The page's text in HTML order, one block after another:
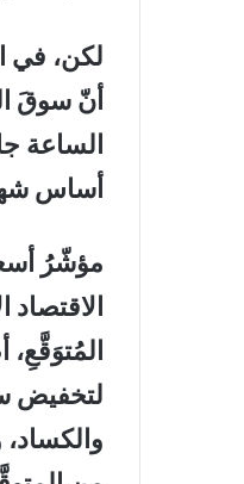
أنّ سوقَ
أساس شهري، و3.8%
مؤشّرُ
لتخفيض